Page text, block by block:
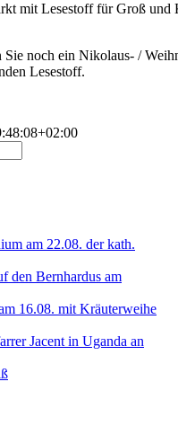
mit Lesestoff für Groß
noch ein Nikolaus- /
Lesestoff.
am 22.08. der kath.
den Bernhardus am
16.08. mit Kräuterweihe
Jacent in Uganda an